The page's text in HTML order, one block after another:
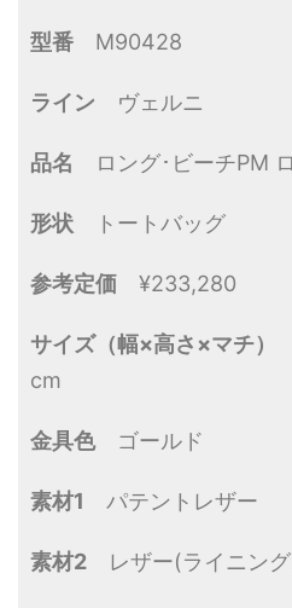
型番 M90428
ライン ヴェルニ
品名 ロング･ビーチPM
形状 トートバッグ
参考定価 ¥233,280
サイズ（幅×高さ×マチ）
cm
金具色ゴールド
素材1 パテントレザー
素材2 レザー(ライニン